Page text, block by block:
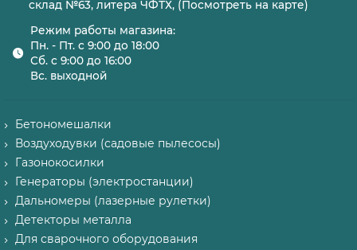
склад №63, литера ЧФТХ, (Посмотреть на карте)
Режим работы магазина:
Пн. - Пт. с 9:00 до 18:00
Сб. с 9:00 до 16:00
Вс. выходной
Бетономешалки
Воздуходувки (садовые пылесосы)
Газонокосилки
Генераторы (электростанции)
Дальномеры (лазерные рулетки)
Детекторы металла
Для сварочного оборудования